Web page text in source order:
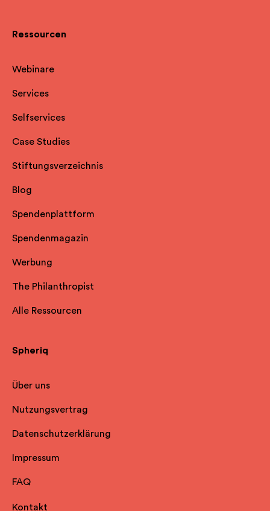
Ressourcen
Webinare
Services
Selfservices
Case Studies
Stiftungsverzeichnis
Blog
Spendenplattform
Spendenmagazin
Werbung
The Philanthropist
Alle Ressourcen
Spheriq
Über uns
Nutzungsvertrag
Datenschutzerklärung
Impressum
FAQ
Kontakt